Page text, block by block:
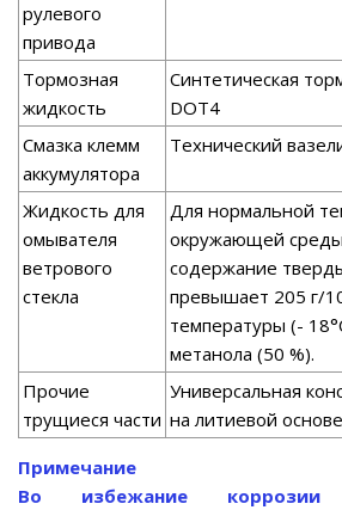
рулевого
привода
Тормозная
жидкость
Синтетическая
DOT4
Смазка клемм
аккумулятора
Технический
Жидкость для
омывателя
ветрового
стекла
Для нормальной
окружающей среды
содержание
превышает 205 г/
температуры (-
метанола (50 %).
Прочие
трущиеся части
Универсальная
на литиевой
Примечание
Во избежание